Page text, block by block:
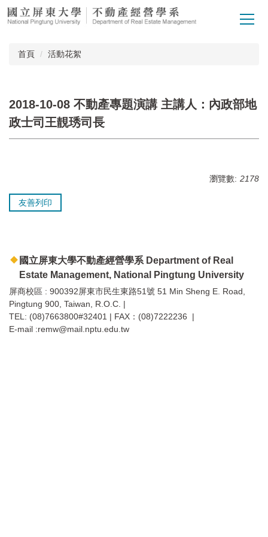
跳
到
首頁 活動花絮
2018-10-08 不動產專題演講 主講人：內政部地
政士司王靚琇司長
瀏覽數: 2178
友善列印
國立屏東大學不動產經營學系 Department of Real
Estate Management, National Pingtung University
屏商校區 : 900392屏東市民生東路51號 51 Min Sheng E. Road,
Pingtung 900, Taiwan, R.O.C. |
TEL: (08)7663800#32401 | FAX：(08)7222236 |
E-mail :remw@mail.nptu.edu.tw